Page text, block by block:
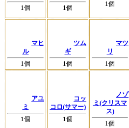
1個
1個
1個
マヒ
ル
1個
ツム
ギ
1個
マツ
リ
1個
アユ
ミ
1個
コッ
コロ(サマー)
1個
ノゾ
ミ(クリスマ
ス)
1個